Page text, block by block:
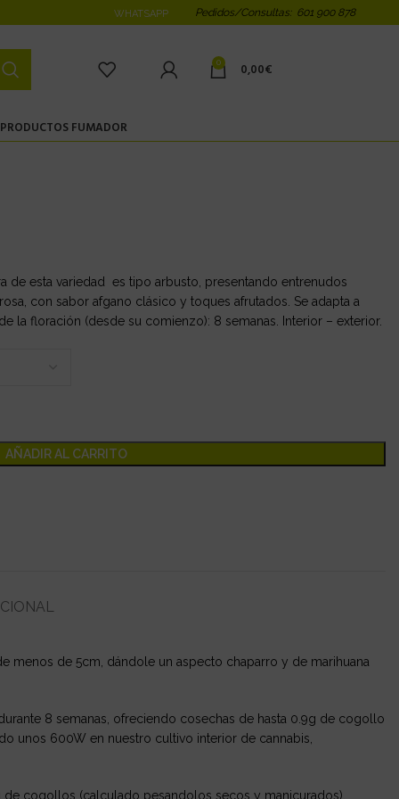
WHATSAPP Pedidos/Consultas: 601 900 878
0 0,00€
PRODUCTOS FUMADOR
de esta variedad es tipo arbusto, presentando entrenudos
con sabor afgano clásico y toques afrutados. Se adapta a
la floración (desde su comienzo): 8 semanas. Interior – exterior.
AÑADIR AL CARRITO
menos de 5cm, dándole un aspecto chaparro y de marihuana
8 semanas, ofreciendo cosechas de hasta 0.9g de cogollo
unos 600W en nuestro cultivo interior de cannabis,
cogollos (calculado pesandolos secos y manicurados).